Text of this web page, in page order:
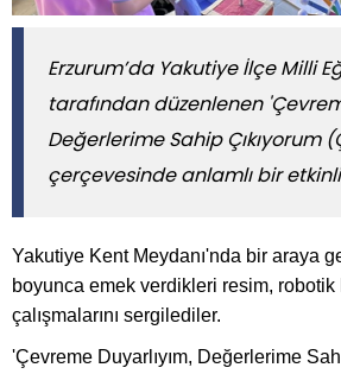
Erzurum’da Yakutiye İlçe Milli
tarafından düzenlenen
Değerlerime Sahip Çıkıyorum
çerçevesinde anlamlı bir
Yakutiye Kent Meydanı'nda bir araya
boyunca emek verdikleri resim,
çalışmalarını sergilediler.
'Çevreme Duyarlıyım, Değerlerime